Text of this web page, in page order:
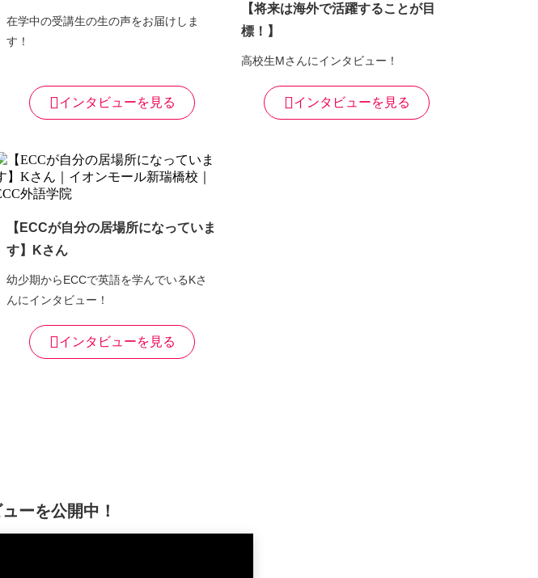
在学中の受講生の生の声をお届けしま
す！
インタビューを見る
【将来は海外で活躍することが目
標！】
高校生Mさんにインタビュー！
インタビューを見る
【ECCが自分の居場所になっていま
す】Kさん
幼少期からECCで英語を学んでいるKさ
んにインタビュー！
インタビューを見る
ーを公開中！